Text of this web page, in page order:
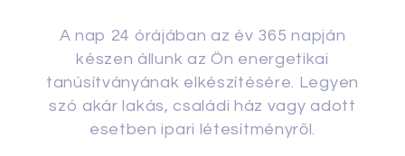
A nap 24 órájában az év 365 napján
készen állunk az Ön energetikai
tanúsítványának elkészítésére. Legyen
szó akár lakás, családi ház vagy adott
esetben ipari létesítményről.